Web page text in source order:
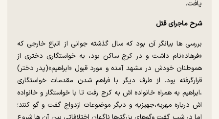
یافت.
شرح ماجرای قتل
بررسی ها بیانگر آن بود که سال گذشته جوانی از اتباع خارجی که
«فرهاد»نام داشت و در کرج ساکن بود، به خواستگاری دختری از
هموطنان خودش در مشهد آمده و مورد قبول «ابراهیم»(پدر دختر)
قرارگرفته بود. از طرف دیگر با فراهم شدن مقدمات خواستگاری
،ابراهیم به همراه خانواده اش به کرج رفت تا با خواستگار و خانواده
اش درباره مهریه،جهیزیه و دیگر موضوعات ازدواج گفت و گو کنند؛